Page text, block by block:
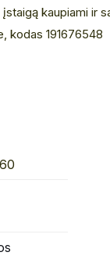
kaupiami ir
kodas 191676548